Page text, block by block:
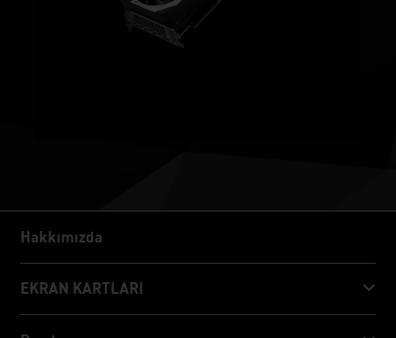
Hakkımızda
Hakkımızda
EKRAN KARTLARI